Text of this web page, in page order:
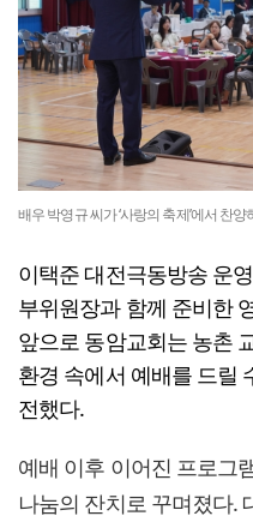
배우 박영규 씨가 ‘사랑의 축제’에서 찬
이택준 대전극동방송 운
부위원장과 함께 준비한
앞으로 동암교회는 농촌
환경 속에서 예배를 드릴
전했다.
예배 이후 이어진 프로그
나눔의 잔치로 꾸며졌다.